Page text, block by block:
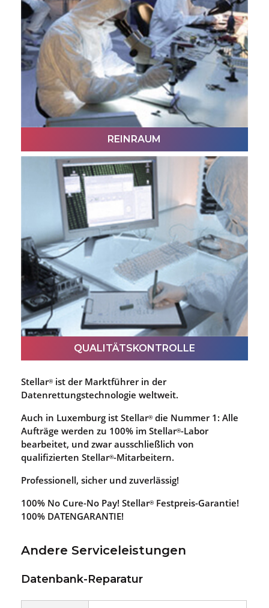
MANUELLE ARBEIT
Dieser Ingenieur befasst sich in stundenlanger
Arbeit mit Ihrem Datenträger.
REINRAUM
Ihr Datenträger wird in diesem professionellen
Reinraum der ISO-100-Klasse behandelt.
REINRAUM
QUALITÄTSKONTROLLE
Ihrer Dateien.
QUALITÄTSKONTROLLE
Stellar® ist der Marktführer in der
Datenrettungstechnologie weltweit.
Auch in Luxemburg ist Stellar® die Nummer 1: Alle
Aufträge werden zu 100% im Stellar®-Labor
bearbeitet, und zwar ausschließlich von
qualifizierten Stellar®-Mitarbeitern.
Professionell, sicher und zuverlässig!
100% No Cure-No Pay! Stellar® Festpreis-Garantie!
100% DATENGARANTIE!
Andere Serviceleistungen
Datenbank-Reparatur